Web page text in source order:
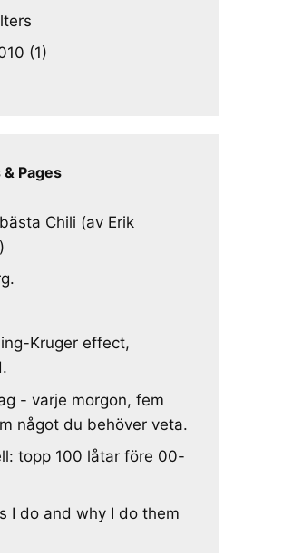
(1)
Pages
Chili (av Erik
Kruger effect,
- varje morgon, fem
något du behöver veta.
topp 100 låtar före 00-
I do and why I do them